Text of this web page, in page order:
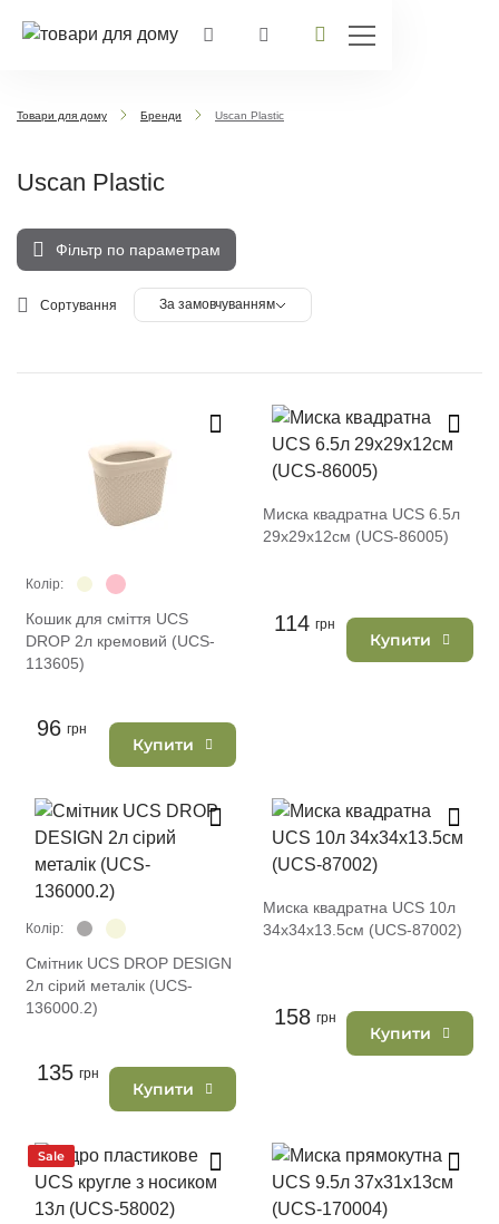
Товари для дому Бренди Uscan Plastic
Uscan Plastic
Фільтр по параметрам
Сортування За замовчуванням
Колір:
Кошик для сміття UCS
DROP 2л кремовий (UCS-
113605)
96 грн
Купити
Миска квадратна UCS 6.5л
29х29х12см (UCS-86005)
114 грн
Купити
Колір:
Смітник UCS DROP DESIGN
2л сірий металік (UCS-
136000.2)
135 грн
Купити
Миска квадратна UCS 10л
34х34х13.5см (UCS-87002)
158 грн
Купити
Sale